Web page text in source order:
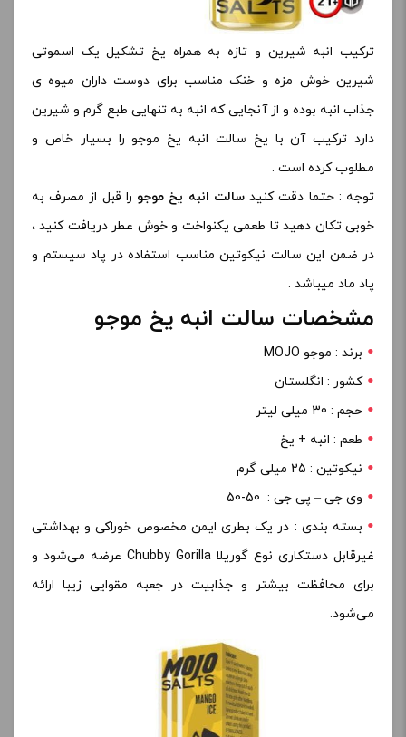
ترکیب انبه شیرین و تازه به همراه یخ تشکیل یک اسموتی
شیرین خوش مزه و خنک مناسب برای دوست داران میوه ی
جذاب انبه بوده و از آنجایی که انبه به تنهایی طبع گرم و شیرین
دارد ترکیب آن با یخ سالت انبه یخ موجو را بسیار خاص و
مطلوب کرده است .
توجه : حتما دقت کنیدسالت انبه یخ موجو را قبل از مصرف به
خوبی تکان دهید تا طعمی یکنواخت و خوش عطر دریافت کنید ،
در ضمن این سالت نیکوتین مناسب استفاده در پاد سیستم و
پاد ماد میباشد .
مشخصات سالت انبه یخ موجو
برند : موجو MOJO
کشور : انگلستان
حجم : 30 میلی لیتر
طعم : انبه + یخ
نیکوتین : 25 میلی گرم
وی جی – پی جی : 50-50
بسته بندی : در یک بطری ایمن مخصوص خوراکی و بهداشتی
غیرقابل دستکاری نوع گوریلا Chubby Gorilla عرضه می‌شود و
برای محافظت بیشتر و جذابیت در جعبه مقوایی زیبا ارائه
می‌شود.